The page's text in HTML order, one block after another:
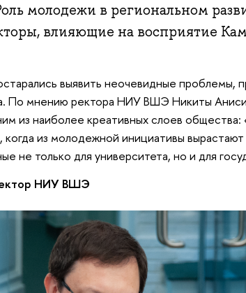
молодежи в региональном
влияющие на восприятие
выявить неочевидные проблемы,
По мнению ректора НИУ ВШЭ Никиты
из наиболее креативных слоев
из молодежной инициативы
не только для университета, но и для
НИУ ВШЭ